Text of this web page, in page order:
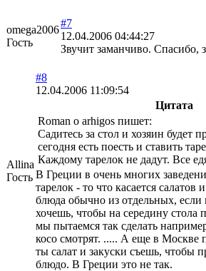
omega2006
Гость
#7
12.04.2006 04:44:27
Звучит заманчиво. Спасибо,
Allina
Гость
#8
12.04.2006 11:09:54
Цитата
Roman o arhigos пишет:
Садитесь за стол и хозяин будет
сегодня есть поесть и ставить
Каждому тарелок не дадут. Все
В Греции в очень многих
тарелок - то что касается
блюда обычно из отдельных, если
хочешь, чтобы на середину стола
мы пытаемся так сделать
косо смотрят. ..... А еще в Москве
ты салат и закуски съешь, чтобы
блюдо. В Греции это не так.